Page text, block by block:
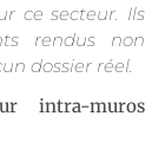
ce secteur. Ils
rendus non
dossier réel.
intra-muros